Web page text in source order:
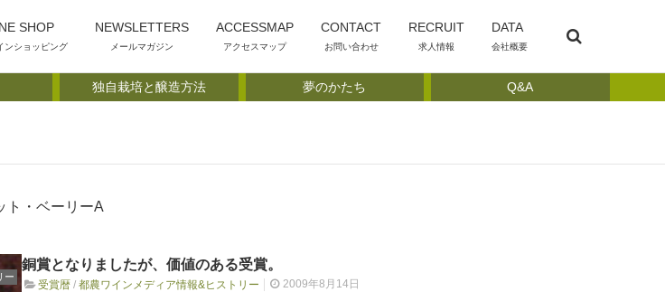
SHOP
ンショッピング
NEWSLETTERS
メールマガジン
ACCESSMAP
アクセスマップ
CONTACT
お問い合わせ
RECRUIT
求人情報
DATA
会社概要
独自栽培と醸造方法 夢のかたち Q&A
ト・ベーリーA
ー
銅賞となりましたが、価値のある受賞。
受賞暦 / 都農ワインメディア情報&ヒストリー 2009年8月14日